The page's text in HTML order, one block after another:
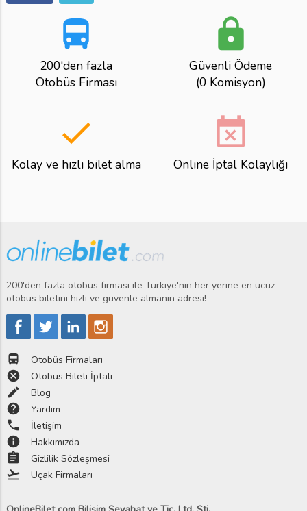
directions_bus
200'den fazla
Otobüs Firması
lock
Güvenli Ödeme
(0 Komisyon)
done
Kolay ve hızlı bilet alma
event_busy
Online İptal Kolaylığı
200'den fazla otobüs firması ile Türkiye'nin her yerine en ucuz
otobüs biletini hızlı ve güvenle almanın adresi!
directions_bus Otobüs Firmaları
cancel Otobüs Bileti İptali
edit Blog
help Yardım
phone İletişim
info Hakkımızda
assignment Gizlilik Sözleşmesi
flight_takeoff Uçak Firmaları